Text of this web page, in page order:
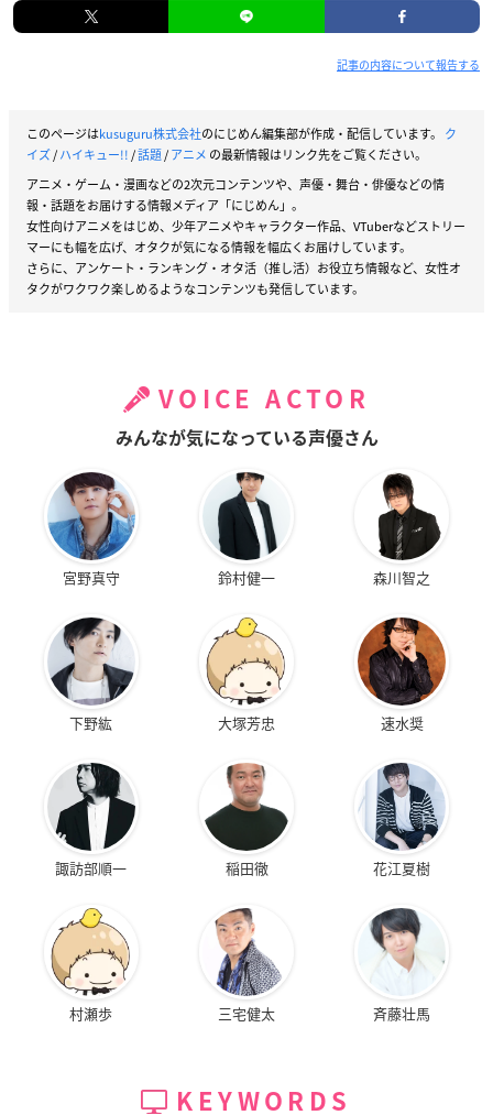
記事の内容について報告する
このページはkusuguru株式会社のにじめん編集部が作成・配信しています。 ク
イズ/ハイキュー!!/話題/アニメ の最新情報はリンク先をご覧ください。
アニメ・ゲーム・漫画などの2次元コンテンツや、声優・舞台・俳優などの情
報・話題をお届けする情報メディア「にじめん」。
女性向けアニメをはじめ、少年アニメやキャラクター作品、VTuberなどストリー
マーにも幅を広げ、オタクが気になる情報を幅広くお届けしています。
さらに、アンケート・ランキング・オタ活（推し活）お役立ち情報など、女性オ
タクがワクワク楽しめるようなコンテンツも発信しています。
VOICE ACTOR
みんなが気になっている声優さん
宮野真守 鈴村健一 森川智之
下野紘 大塚芳忠 速水奨
諏訪部順一 稲田徹 花江夏樹
村瀬歩 三宅健太 斉藤壮馬
KEYWORDS